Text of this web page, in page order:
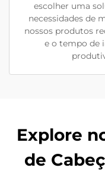
escolher uma
necessidades de
nossos produtos
e o tempo de
Explore
de